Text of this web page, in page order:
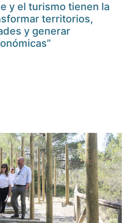
y el turismo tienen la
territorios,
y generar